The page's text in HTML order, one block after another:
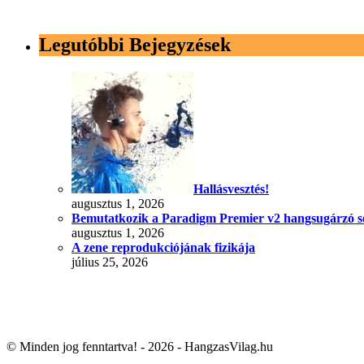
Legutóbbi Bejegyzések
Hallásvesztés!
augusztus 1, 2026
Bemutatkozik a Paradigm Premier v2 hangsugárzó
augusztus 1, 2026
A zene reprodukciójának fizikája
július 25, 2026
© Minden jog fenntartva! - 2026 - HangzasVilag.hu